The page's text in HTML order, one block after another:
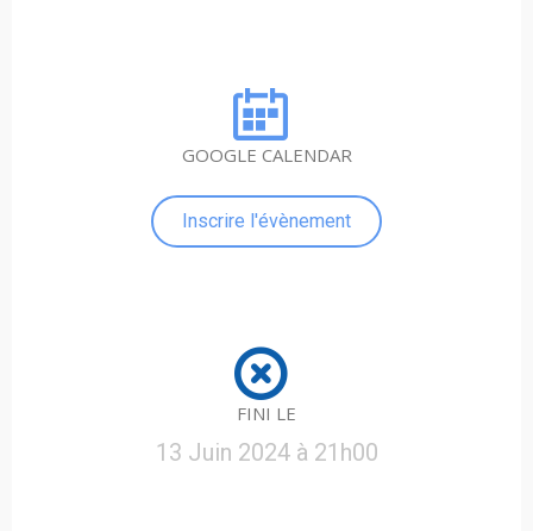
GOOGLE CALENDAR
Inscrire l'évènement
FINI LE
13 Juin 2024 à 21h00